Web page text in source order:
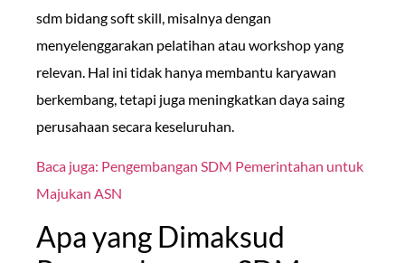
sdm bidang soft skill, misalnya dengan
menyelenggarakan pelatihan atau workshop yang
relevan. Hal ini tidak hanya membantu karyawan
berkembang, tetapi juga meningkatkan daya saing
perusahaan secara keseluruhan.
Baca juga: Pengembangan SDM Pemerintahan untuk
Majukan ASN
Apa yang Dimaksud